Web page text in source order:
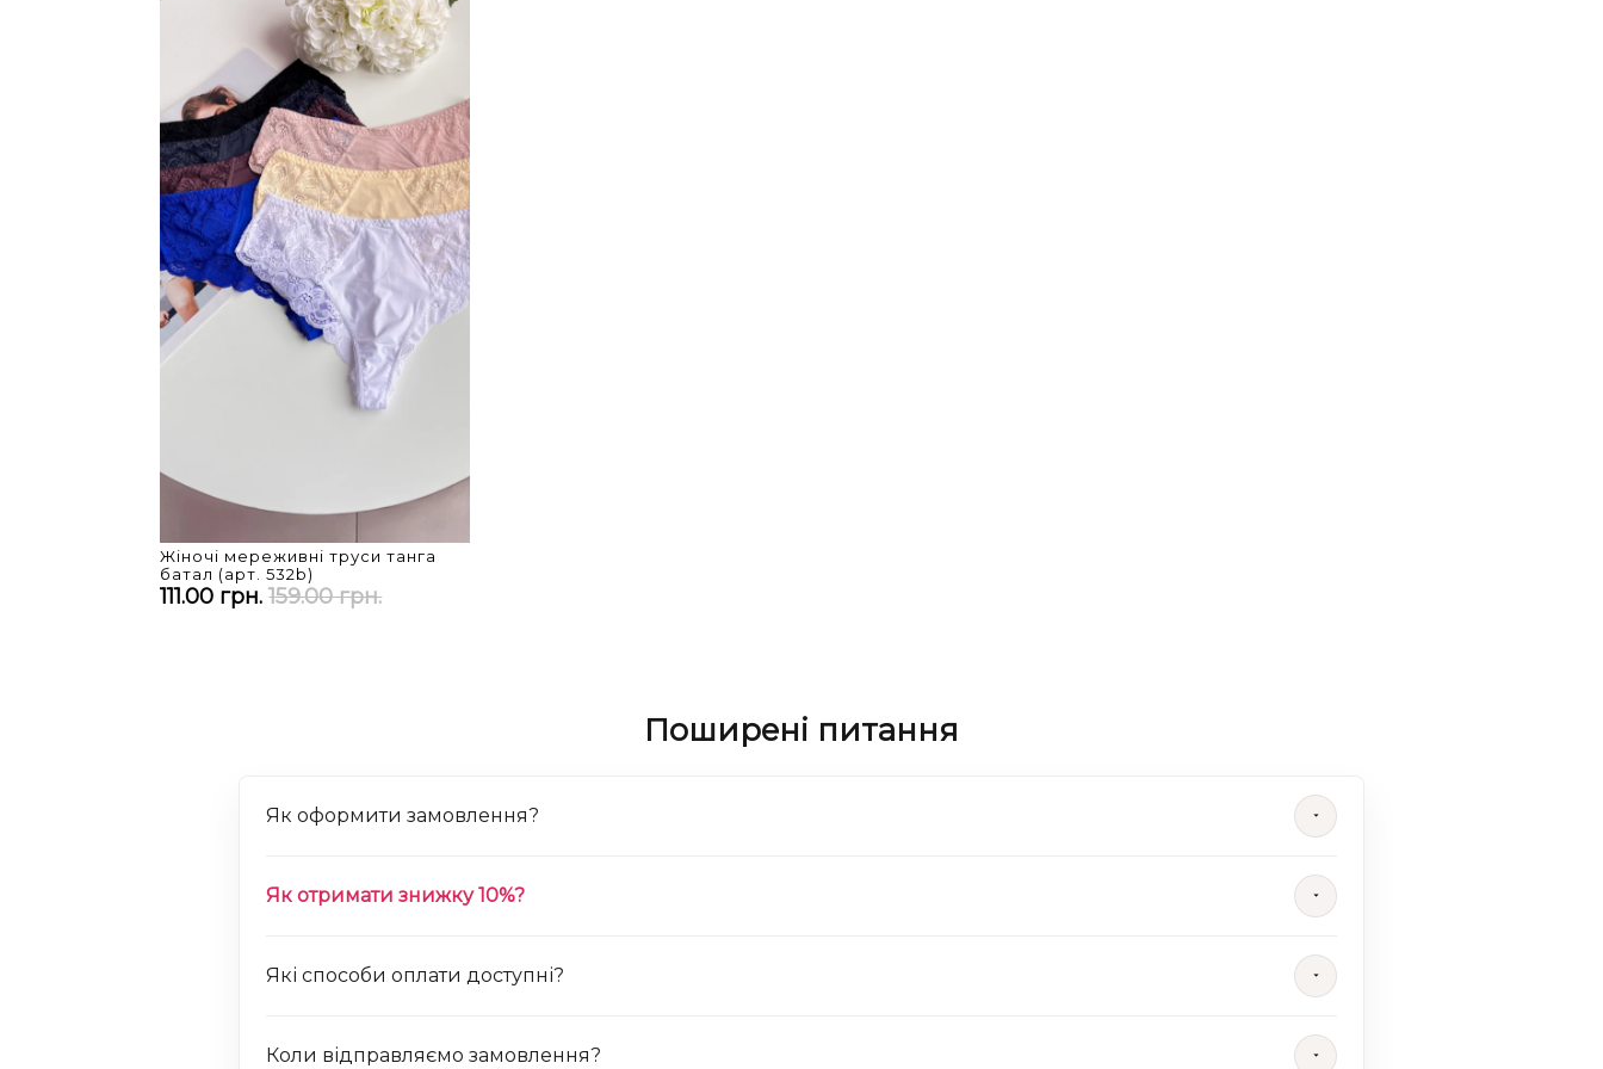
Жіночі мереживні труси танга
батал (арт. 532b)
111.00 грн.159.00 грн.
Поширені питання
Як оформити замовлення?
Як отримати знижку 10%?
Які способи оплати доступні?
Коли відправляємо замовлення?